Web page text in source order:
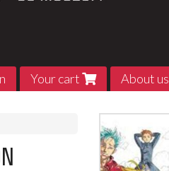
Your cart About us